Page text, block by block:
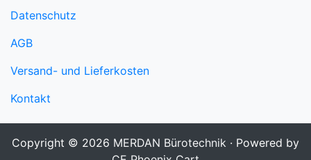
Datenschutz
AGB
Versand- und Lieferkosten
Kontakt
Copyright © 2026 MERDAN Bürotechnik · Powered by